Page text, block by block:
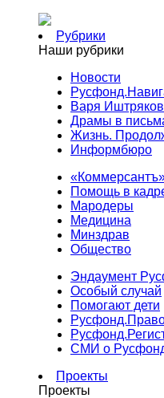
Рубрики
Наши рубрики
Новости
Варя
Драмы в
Жизнь.
Информбюро
Помощь в
Мародеры
Медицина
Минздрав
Общество
Эндаумент
Особый случай
Помогают дети
СМИ о
Проекты
Проекты